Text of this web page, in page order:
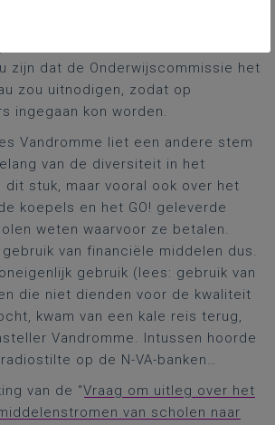
zijn dat de Onderwijscommissie het
zou uitnodigen, zodat op
ingegaan kon worden.
Vandromme liet een andere stem
van de diversiteit in het
dit stuk, maar vooral ook over het
koepels en het GO! geleverde
weten waarvoor ze betalen.
van financiële middelen dus.
gebruik (lees: gebruik van
die niet dienden voor de kwaliteit
kwam van een kale reis terug,
Vandromme. Intussen hoorde
op de N-VA-banken…
van de “Vraag om uitleg over het
van scholen naar